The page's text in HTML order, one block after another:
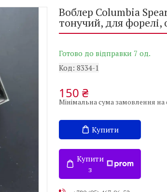
Воблер Columbia
тонучий, для форелі,
Готово до відправки 7 од.
Код: 8334-1
150 ₴
Мінімальна сума замовлення на
Купити
Купити
з